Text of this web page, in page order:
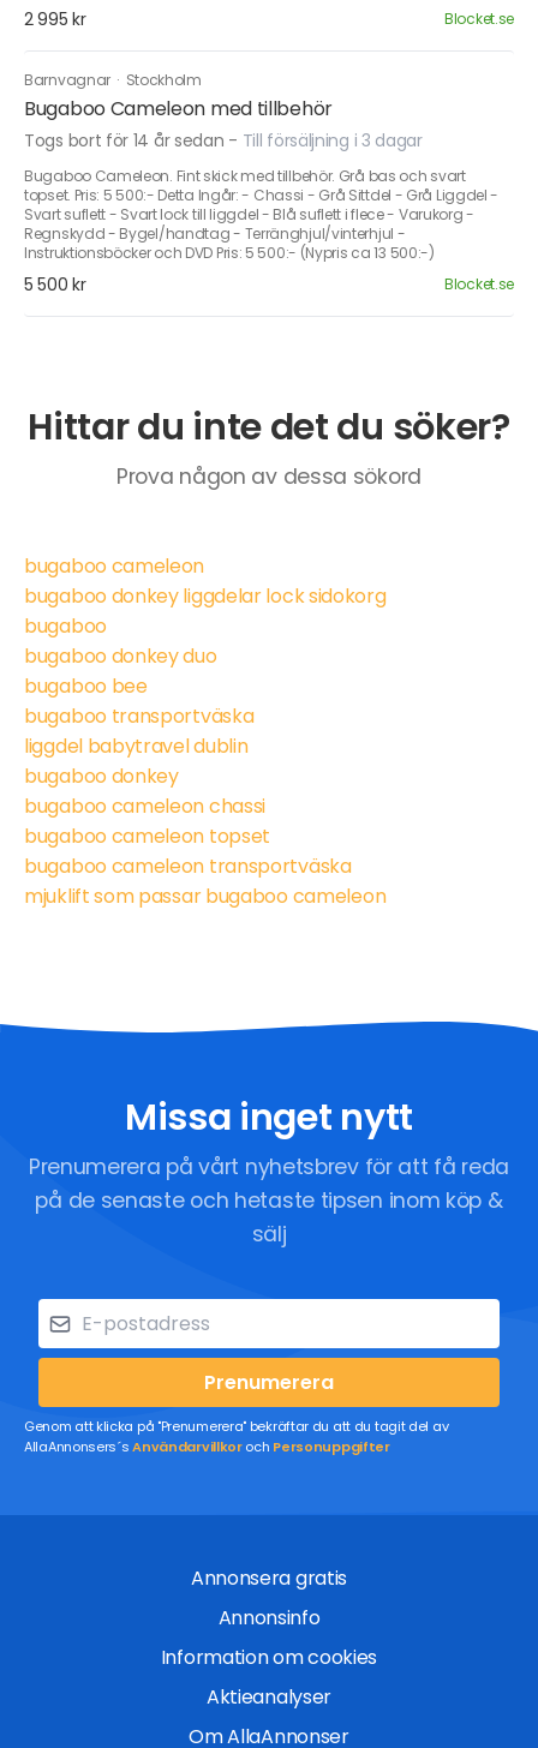
2 995 kr Blocket.se
Barnvagnar · Stockholm
Bugaboo Cameleon med tillbehör
Togs bort för 14 år sedan - Till försäljning i 3 dagar
Bugaboo Cameleon. Fint skick med tillbehör. Grå bas och svart
topset. Pris: 5 500:- Detta Ingår: - Chassi - Grå Sittdel - Grå Liggdel -
Svart suflett - Svart lock till liggdel - Blå suflett i flece - Varukorg -
Regnskydd - Bygel/handtag - Terränghjul/vinterhjul -
Instruktionsböcker och DVD Pris: 5 500:- (Nypris ca 13 500:-)
5 500 kr Blocket.se
Hittar du inte det du söker?
Prova någon av dessa sökord
bugaboo cameleon
bugaboo donkey liggdelar lock sidokorg
bugaboo
bugaboo donkey duo
bugaboo bee
bugaboo transportväska
liggdel babytravel dublin
bugaboo donkey
bugaboo cameleon chassi
bugaboo cameleon topset
bugaboo cameleon transportväska
mjuklift som passar bugaboo cameleon
Missa inget nytt
Prenumerera på vårt nyhetsbrev för att få reda
på de senaste och hetaste tipsen inom köp &
sälj
Prenumerera
Genom att klicka på "Prenumerera" bekräftar du att du tagit del av
AllaAnnonsers´sAnvändarvillkoroch Personuppgifter
Annonsera gratis
Annonsinfo
Information om cookies
Aktieanalyser
Om AllaAnnonser